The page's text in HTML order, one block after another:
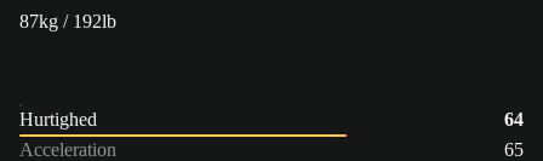
87kg / 192lb
Hurtighed
64
Acceleration
65